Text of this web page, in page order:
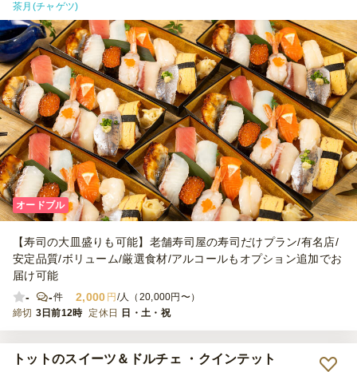
茶月(チャゲツ)
オードブル
【寿司の大皿盛りも可能】老舗寿司屋の寿司だけプラン/有名店/
安定品質/ボリューム/厳選食材/アルコールもオプション追加でお
届け可能
-
-件 2,000 円 /人（20,000円〜）
締切 3日前12時 定休日 日・土・祝
トットのスイーツ＆ドルチェ ・クインテット